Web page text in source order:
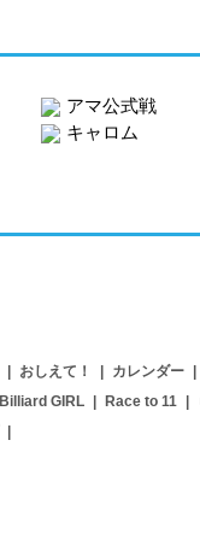
アマ公式戦
キャロム
おしえて！ カレンダー
Billiard GIRL Race to 11